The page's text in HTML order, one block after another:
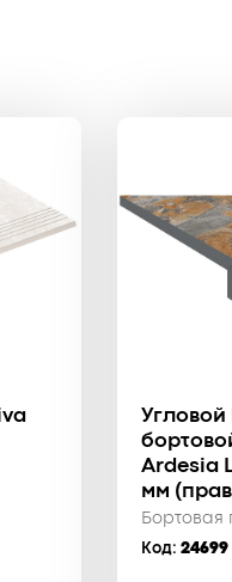
Ardesia
мм
Бортовая
Код:24699